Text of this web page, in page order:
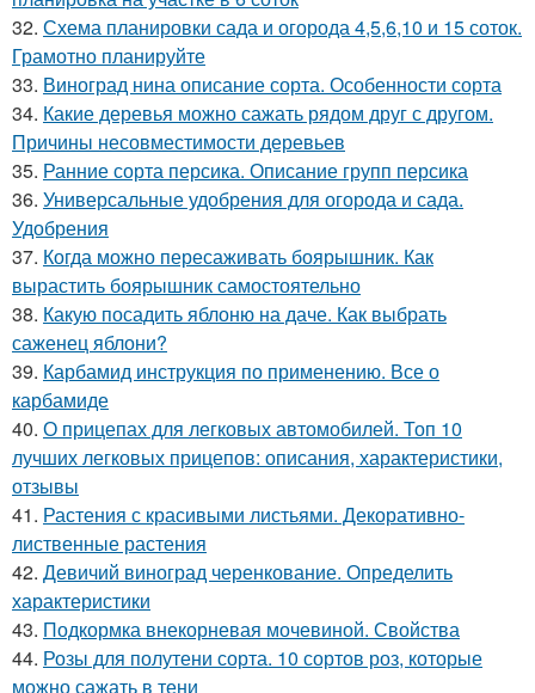
32. Схема планировки сада и огорода 4,5,6,10 и 15 соток.
Грамотно планируйте
33. Виноград нина описание сорта. Особенности сорта
34. Какие деревья можно сажать рядом друг с другом.
Причины несовместимости деревьев
35. Ранние сорта персика. Описание групп персика
36. Универсальные удобрения для огорода и сада.
Удобрения
37. Когда можно пересаживать боярышник. Как
вырастить боярышник самостоятельно
38. Какую посадить яблоню на даче. Как выбрать
саженец яблони?
39. Карбамид инструкция по применению. Все о
карбамиде
40. О прицепах для легковых автомобилей. Топ 10
лучших легковых прицепов: описания, характеристики,
отзывы
41. Растения с красивыми листьями. Декоративно-
лиственные растения
42. Девичий виноград черенкование. Определить
характеристики
43. Подкормка внекорневая мочевиной. Свойства
44. Розы для полутени сорта. 10 сортов роз, которые
можно сажать в тени